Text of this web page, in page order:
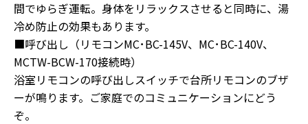
間でゆらぎ運転。身体をリラックスさせると同時に、湯
冷め防止の効果もあります。
■呼び出し（リモコンMC･BC-145V、MC･BC-140V、
MCTW-BCW-170接続時）
浴室リモコンの呼び出しスイッチで台所リモコンのブザ
ーが鳴ります。ご家庭でのコミュニケーションにどう
ぞ。